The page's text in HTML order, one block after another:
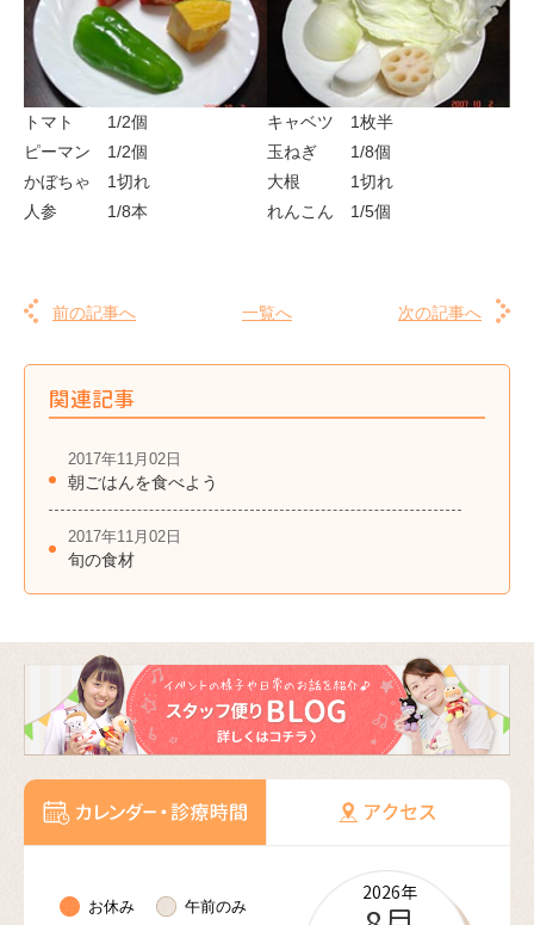
トマト 1/2個
ピーマン 1/2個
かぼちゃ 1切れ
人参 1/8本
キャベツ 1枚半
玉ねぎ 1/8個
大根 1切れ
れんこん 1/5個
前の記事へ 一覧へ 次の記事へ
関連記事
2017年11月02日
朝ごはんを食べよう
2017年11月02日
旬の食材
お休み 午前のみ
2026年
2026年
2026年
2026年
2026年
2027年
2027年
2027年
2027年
2027年
2027年
2027年